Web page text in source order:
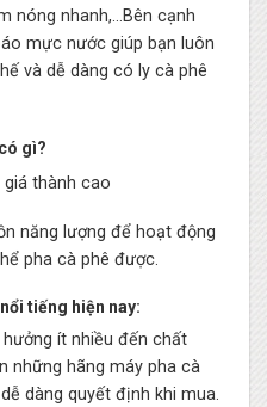
nóng nhanh,…Bên cạnh
mực nước giúp bạn luôn
và dễ dàng có ly cà phê
gì?
thành cao
năng lượng để hoạt động
pha cà phê được.
tiếng hiện nay:
ít nhiều đến chất
những hãng máy pha cà
dàng quyết định khi mua.